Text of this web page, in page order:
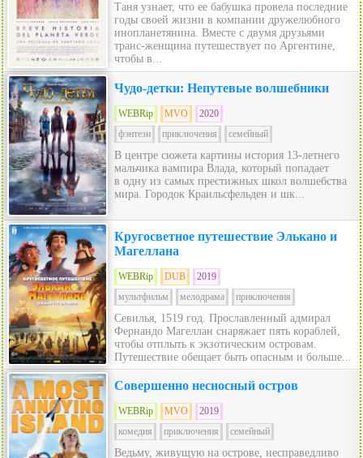
Таня узнает, что ее бабушка провела последние
годы своей жизни в компании дружелюбного
инопланетянина. Вместе с двумя друзьями
транс-женщина путешествует по Аргентине,
чтобы в...
Чудо-детки: Непутевые волшебники
WEBRip MVO
2020
фэнтези
приключения семейный
В центре сюжета картины история 13-летнего
мальчика вампира Влада, который попадает
в одну из самых престижных школ волшебства
мира. Городок Краильсфельден и шк...
Кругосветное путешествие Элькано и
Магеллана
WEBRip DUB
2019
мультфильм
мелодрама приключения
Севилья, 1519 год. Прославленный адмирал
Фернандо Магеллан снаряжает пять кораблей,
чтобы отплыть к экзотическим островам.
Путешествие обещает быть опасным и больше...
Совершенно несносный остров
WEBRip MVO
2019
комедия
приключения семейный
Ведьму, живущую на острове, несправедливо